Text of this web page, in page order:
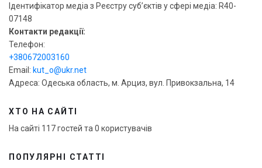
Ідентифікатор медіа з Реєстру суб’єктів у сфері медіа: R40-
07148
Контакти редакції:
Телефон:
+380672003160
Email: kut_o@ukr.net
Адреса: Одеська область, м. Арциз, вул. Привокзальна, 14
ХТО НА САЙТІ
На сайті 117 гостей та 0 користувачів
ПОПУЛЯРНІ СТАТТІ